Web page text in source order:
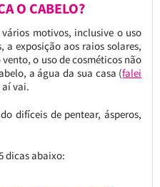
O CABELO?
motivos, inclusive o uso
a exposição aos raios solares,
o uso de cosméticos não
a água da sua casa (falei
aí vai.
difíceis de pentear, ásperos,
dicas abaixo: